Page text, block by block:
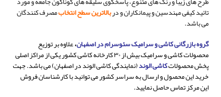
تائید کیفی مهندسین و پیمانکاران و دربالاترین سطح انتخابمصرف کنندگان
می باشد.
گروه بازرگانی کاشی و سرامیک سئوسرام در اصفهان،علاوه بر توزیع
محصولات کاشی و سرامیک بیش از ۳۰ کارخانه کاشی کشور یکی از مراکز اصلی
پخش محصولاتکاشی الوند(نمایندگی کاشی الوند در اصفهان) می باشد. جهت
خرید این محصول و ارسال به سراسر کشور می توانید با کارشناسان فروش
این مرکز تماس حاصل نمایید.